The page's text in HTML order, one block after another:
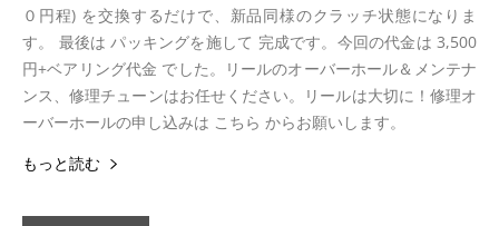
０円程) を交換するだけで、新品同様のクラッチ状態になりま
す。 最後は パッキングを施して 完成です。今回の代金は 3,500
円+ベアリング代金 でした。リールのオーバーホール＆メンテナ
ンス、修理チューンはお任せください。リールは大切に！修理オ
ーバーホールの申し込みは こちら からお願いします。
もっと読む